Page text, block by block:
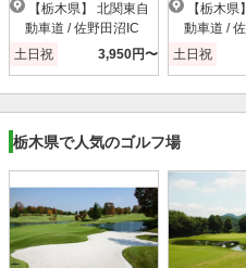
動車道 / 佐野田沼IC
土日祝
3,950円〜
動車道 /
土日祝
栃木県で人気のゴルフ場